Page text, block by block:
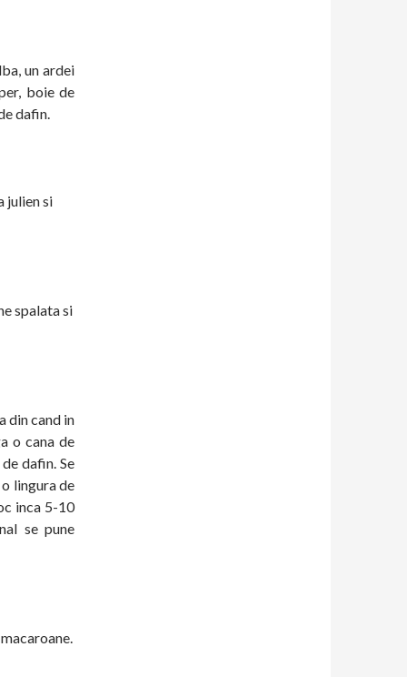
un ardei
boie de
dafin.
julien si
spalata si
din cand in
o cana de
dafin. Se
lingura de
inca 5-10
se pune